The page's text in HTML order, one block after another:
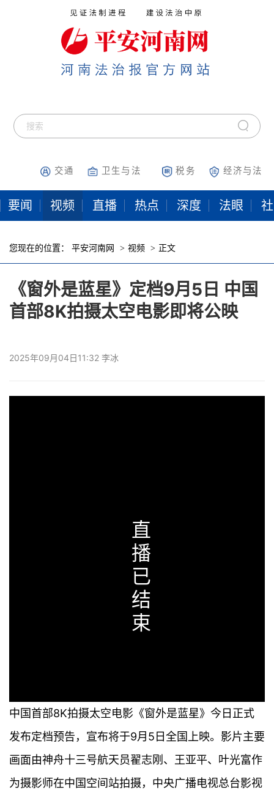
交通 卫生与法 税务 经济与法
要闻 视频 直播 热点 深度 法眼
您现在的位置： 平安河南网 视频 正文
《窗外是蓝星》定档9月5日 中国
首部8K拍摄太空电影即将公映
2025年09月04日11:32 李冰
直
播
已
结
束
中国首部8K拍摄太空电影《窗外是蓝星》今日正式
发布定档预告，宣布将于9月5日全国上映。影片主要
画面由神舟十三号航天员翟志刚、王亚平、叶光富作
为摄影师在中国空间站拍摄，中央广播电视总台影视